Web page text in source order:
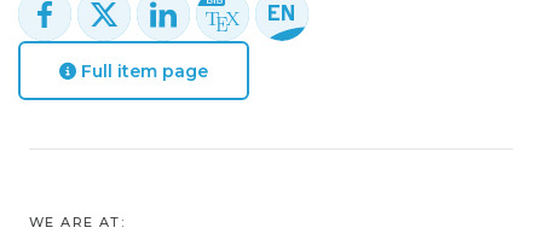
Full item page
WE ARE AT: